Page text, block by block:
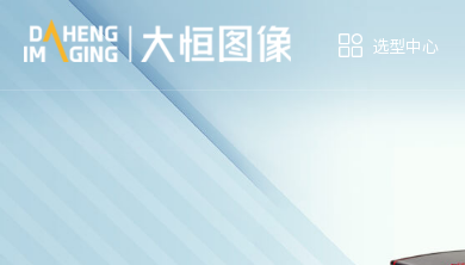
选型中心